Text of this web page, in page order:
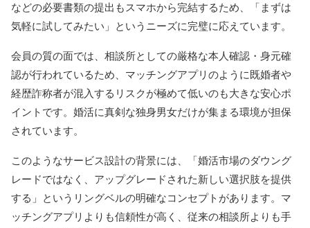
などの必要書類の提出もスマホから完結するため、「まずは
気軽に試してみたい」というニーズに完璧に応えています。
会員の質の面では、相談所としての厳格な本人確認・身元確
認が行われているため、マッチングアプリのように既婚者や
経歴詐称者が混入するリスクが極めて低いのも大きな安心ポ
イントです。婚活に真剣な独身男女だけが集まる環境が担保
されています。
このようなサービス設計の背景には、「婚活市場のダウング
レードではなく、アップグレードされた新しい選択肢を提供
する」というリングベルの明確なコンセプトがあります。マ
ッチングアプリよりも信頼性が高く、従来の相談所よりも手